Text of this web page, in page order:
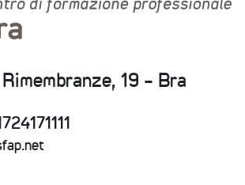
19 - Bra